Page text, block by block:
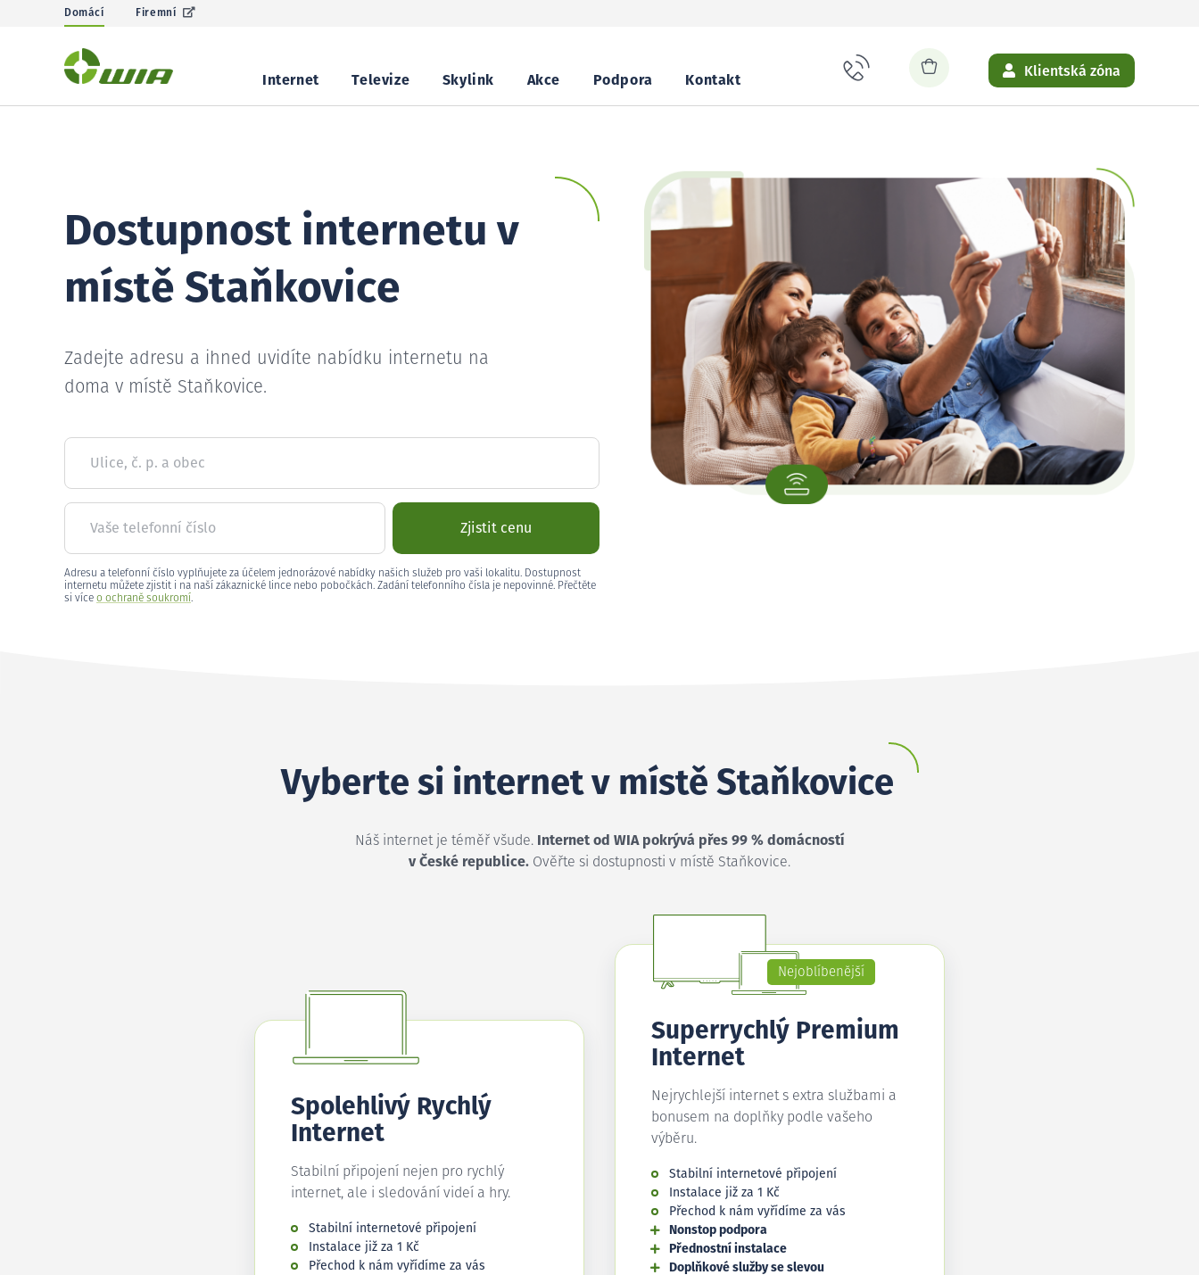
Domácí Firemní
Internet Televize Skylink Akce Podpora Kontakt
Klientská zóna
Dostupnost internetu v
místě Staňkovice
Zadejte adresu a ihned uvidíte nabídku internetu na
doma v místě Staňkovice.
Ulice, č. p. a obec
Vaše telefonní číslo Zjistit cenu
Adresu a telefonní číslo vyplňujete za účelem jednorázové nabídky našich služeb pro vaši lokalitu. Dostupnost
internetu můžete zjistit i na naší zákaznické lince nebo pobočkách. Zadání telefonního čísla je nepovinné. Přečtěte
si více o ochraně soukromí.
Vyberte si internet v místě Staňkovice
Náš internet je téměř všude.
Internet od WIA pokrývá přes 99 % domácností
v České republice. Ověřte si dostupnosti v místě Staňkovice.
Spolehlivý Rychlý
Internet
Stabilní připojení nejen pro rychlý
internet, ale i sledování videí a hry.
Stabilní internetové připojení
Instalace již za 1 Kč
Přechod k nám vyřídíme za vás
Nejoblíbenější
Superrychlý Premium
Internet
Nejrychlejší internet s extra službami a
bonusem na doplňky podle vašeho
výběru.
Stabilní internetové připojení
Instalace již za 1 Kč
Přechod k nám vyřídíme za vás
Nonstop podpora
Přednostní instalace
Doplňkové služby se slevou